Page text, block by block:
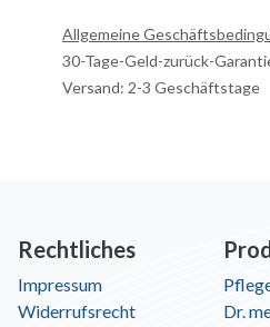
Allgemeine
30-Tage-Geld-zurück-
Versand: 2-3 Geschäftstage
Rechtliches
Impressum
Widerrufsrecht
Dr.